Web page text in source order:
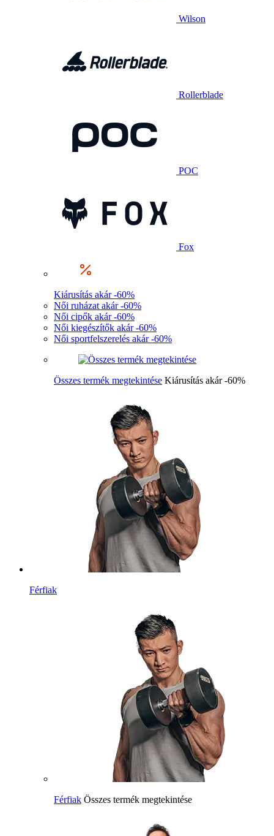
Wilson
Rollerblade
POC
Fox
Kiárusítás akár -60%
Női ruházat akár -60%
Női cipők akár -60%
Női kiegészítők akár -60%
Női sportfelszerelés akár -60%
Összes termék megtekintése Kiárusítás akár -60%
Férfiak
Férfiak Összes termék megtekintése